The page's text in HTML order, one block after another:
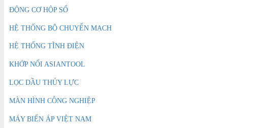
ĐỘNG CƠ HỘP SỐ
HỆ THỐNG BỘ CHUYỂN MẠCH
HỆ THỐNG TĨNH ĐIỆN
KHỚP NỐI ASIANTOOL
LỌC DẦU THỦY LỰC
MÀN HÌNH CÔNG NGHIỆP
MÁY BIẾN ÁP VIỆT NAM